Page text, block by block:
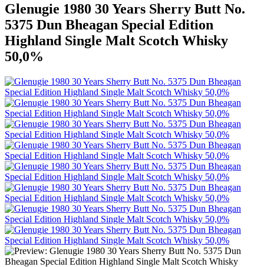
Glenugie 1980 30 Years Sherry Butt No.
5375 Dun Bheagan Special Edition
Highland Single Malt Scotch Whisky
50,0%